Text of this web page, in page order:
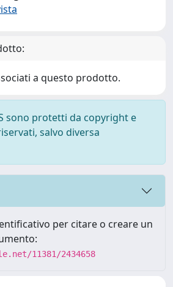
a questo prodotto.
sono protetti da copyright e
salvo diversa
per citare o creare un
11381/2434658